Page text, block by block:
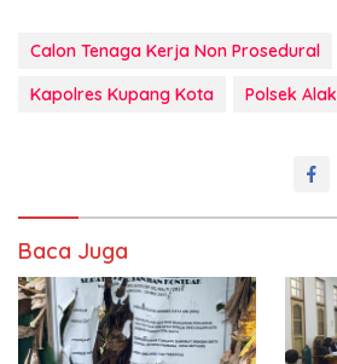
Calon Tenaga Kerja Non Prosedural
Kapolres Kupang Kota
Polsek Alak
Baca Juga